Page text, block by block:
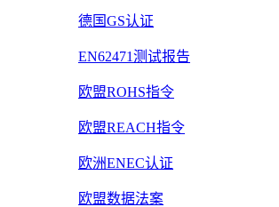
德国GS认证
EN62471测试报告
欧盟ROHS指令
欧盟REACH指令
欧洲ENEC认证
欧盟数据法案